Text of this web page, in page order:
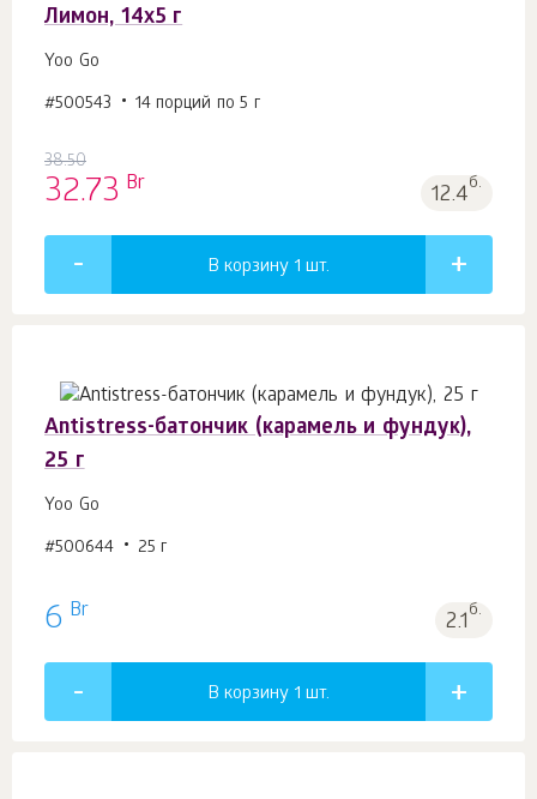
Лимон, 14х5 г
Yoo Go
#500543 14 порций по 5 г
38.50
32.73 Br 12.4б.
В корзину 1 шт.
Antistress-батончик (карамель и фундук),
25 г
Yoo Gо
#500644 25 г
6 Br 2.1б.
В корзину 1 шт.